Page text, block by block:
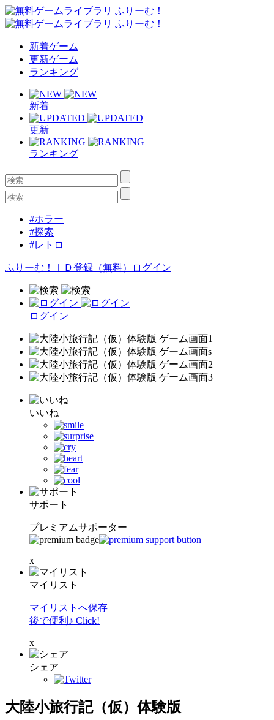
新着ゲーム
更新ゲーム
ランキング
新着
更新
ランキング
#ホラー
#探索
#レトロ
ふりーむ！ＩＤ登録（無料） ログイン
ログイン
いいね
サポート
プレミアムサポーター
x
マイリスト
マイリストへ保存
後で便利♪ Click!
x
シェア
大陸小旅行記（仮）体験版